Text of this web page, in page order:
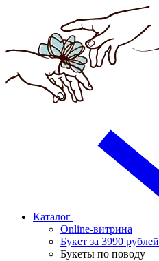
Каталог
Online-витрина
Букет за 3990 рублей
Букеты по поводу